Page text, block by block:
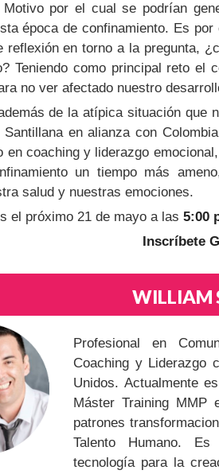
Motivo por el cual se podrían
época de confinamiento. Es
reflexión en torno a la pregunta,
Teniendo como principal reto el
no ver afectado nuestro
de la atípica situación que
Santillana en alianza con
en coaching y liderazgo
un tiempo más
salud y nuestras emociones.
el próximo 21 de mayo a las 5:00
Inscríbete
WILLIAM
Profesional en
Coaching y Liderazgo
Unidos. Actualmente
Máster Training MMP
patrones
Talento Humano. Es
tecnología para la